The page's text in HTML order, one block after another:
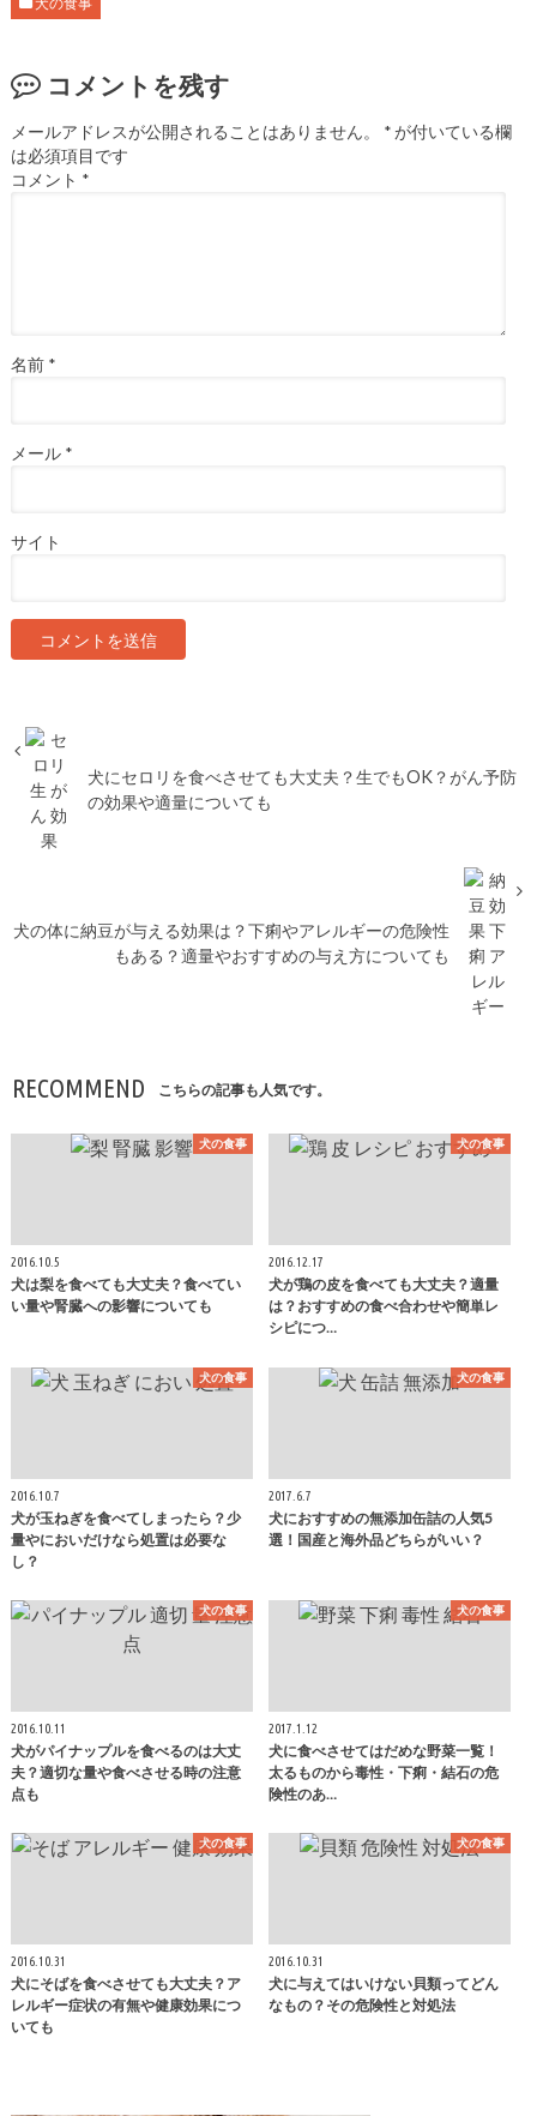
コメントを残す
メールアドレスが公開されることはありません。 *が付いている欄
は必須項目です
コメント *
名前 *
メール *
サイト
犬にセロリを食べさせても大丈夫？生でもOK？がん予防
の効果や適量についても
犬の体に納豆が与える効果は？下痢やアレルギーの危険性
もある？適量やおすすめの与え方についても
RECOMMEND こちらの記事も人気です。
犬の食事
2016.10.5
犬は梨を食べても大丈夫？食べてい
い量や腎臓への影響についても
犬の食事
2016.12.17
犬が鶏の皮を食べても大丈夫？適量
は？おすすめの食べ合わせや簡単レ
シピにつ…
犬の食事
2016.10.7
犬が玉ねぎを食べてしまったら？少
量やにおいだけなら処置は必要な
し？
犬の食事
2017.6.7
犬におすすめの無添加缶詰の人気5
選！国産と海外品どちらがいい？
犬の食事
2016.10.11
犬がパイナップルを食べるのは大丈
夫？適切な量や食べさせる時の注意
点も
犬の食事
2017.1.12
犬に食べさせてはだめな野菜一覧！
太るものから毒性・下痢・結石の危
険性のあ…
犬の食事
2016.10.31
犬にそばを食べさせても大丈夫？ア
レルギー症状の有無や健康効果につ
いても
犬の食事
2016.10.31
犬に与えてはいけない貝類ってどん
なもの？その危険性と対処法